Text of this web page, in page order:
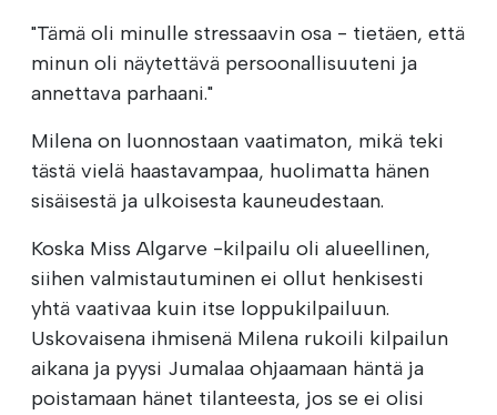
"Tämä oli minulle stressaavin osa - tietäen, että
minun oli näytettävä persoonallisuuteni ja
annettava parhaani."
Milena on luonnostaan vaatimaton, mikä teki
tästä vielä haastavampaa, huolimatta hänen
sisäisestä ja ulkoisesta kauneudestaan.
Koska Miss Algarve -kilpailu oli alueellinen,
siihen valmistautuminen ei ollut henkisesti
yhtä vaativaa kuin itse loppukilpailuun.
Uskovaisena ihmisenä Milena rukoili kilpailun
aikana ja pyysi Jumalaa ohjaamaan häntä ja
poistamaan hänet tilanteesta, jos se ei olisi